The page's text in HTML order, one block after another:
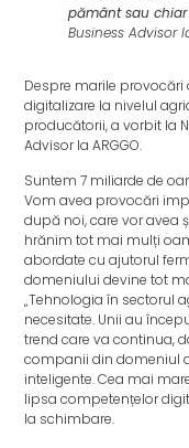
pământ sau
Business Advisor
Despre marile provocări
digitalizare la nivelul
producătorii, a vorbit la
Advisor la ARGGO.
Suntem 7 miliarde de
Vom avea provocări
după noi, care vor avea
hrănim tot mai mulți
abordate cu ajutorul
domeniului devine tot
„Tehnologia în sectorul
necesitate. Unii au
trend care va continua,
companii din domeniul
inteligente. Cea mai
lipsa competențelor
la schimbare.